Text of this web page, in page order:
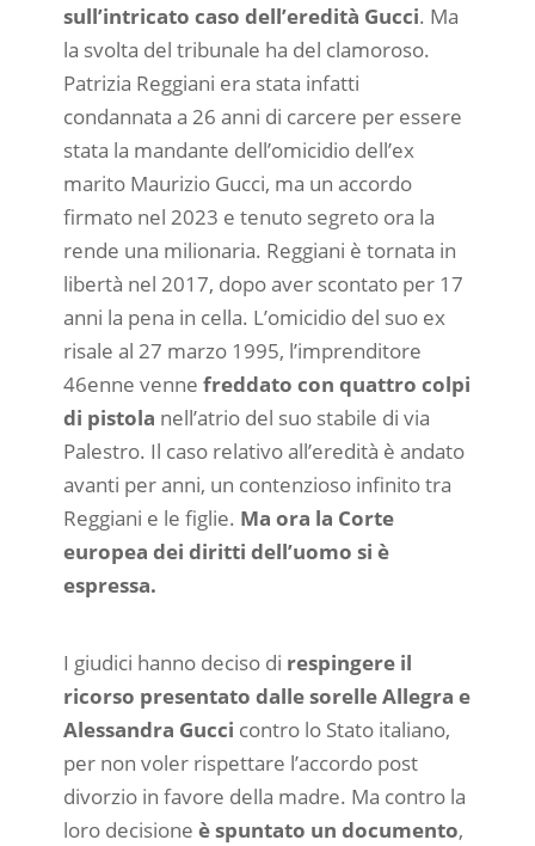
sull’intricato caso dell’eredità Gucci. Ma
la svolta del tribunale ha del clamoroso.
Patrizia Reggiani era stata infatti
condannata a 26 anni di carcere per essere
stata la mandante dell’omicidio dell’ex
marito Maurizio Gucci, ma un accordo
firmato nel 2023 e tenuto segreto ora la
rende una milionaria. Reggiani è tornata in
libertà nel 2017, dopo aver scontato per 17
anni la pena in cella. L’omicidio del suo ex
risale al 27 marzo 1995, l’imprenditore
46enne venne freddato con quattro colpi
di pistola nell’atrio del suo stabile di via
Palestro. Il caso relativo all’eredità è andato
avanti per anni, un contenzioso infinito tra
Reggiani e le figlie. Ma ora la Corte
europea dei diritti dell’uomo si è
espressa.
I giudici hanno deciso di respingere il
ricorso presentato dalle sorelle Allegra e
Alessandra Gucci contro lo Stato italiano,
per non voler rispettare l’accordo post
divorzio in favore della madre. Ma contro la
loro decisione è spuntato un documento,